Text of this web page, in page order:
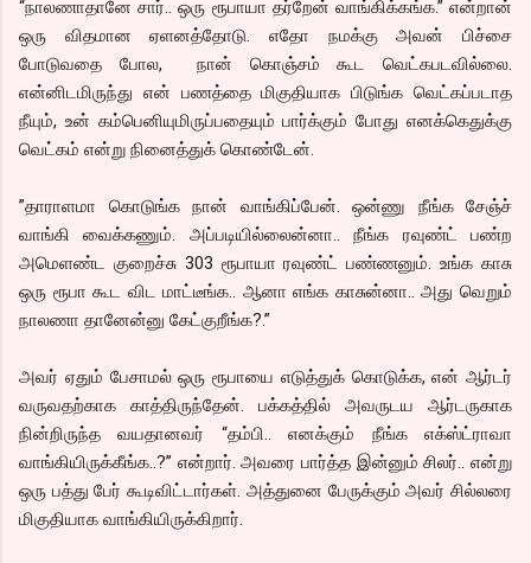
“நாலணாதானே சார்.. ஒரு ரூபாயா தர்றேன் வாங்கிக்கங்க.” என்றான்
ஒரு விதமான ஏளனத்தோடு. எதோ நமக்கு அவன் பிச்சை
போடுவதை போல, நான் கொஞ்சம் கூட வெட்கபடவில்லை.
என்னிடமிருந்து என் பணத்தை மிகுதியாக பிடுங்க வெட்கப்படாத
நீயும், உன் கம்பெனியுமிருப்பதையும் பார்க்கும் போது எனக்கெதுக்கு
வெட்கம் என்று நினைத்துக் கொண்டேன்.
”தாராளமா கொடுங்க நான் வாங்கிப்பேன். ஒன்ணு நீங்க சேஞ்ச்
வாங்கி வைக்கணும். அப்படியில்லைன்னா.. நீங்க ரவுண்ட் பண்ற
அமெளண்ட குறைச்சு 303 ரூபாயா ரவுண்ட் பண்ணனும். உங்க காசு
ஒரு ரூபா கூட விட மாட்டீங்க.. ஆனா எங்க காசுன்னா.. அது வெறும்
நாலணா தானேன்னு கேட்குறீங்க?.”
அவர் ஏதும் பேசாமல் ஒரு ரூபாயை எடுத்துக் கொடுக்க, என் ஆர்டர்
வருவதற்காக காத்திருந்தேன். பக்கத்தில் அவருடய ஆர்டருகாக
நின்றிருந்த வயதானவர் “தம்பி.. எனக்கும் நீங்க எக்ஸ்ட்ராவா
வாங்கியிருக்கீங்க..?” என்றார். அவரை பார்த்த இன்னும் சிலர்.. என்று
ஒரு பத்து பேர் கூடிவிட்டார்கள். அத்துனை பேருக்கும் அவர் சில்லரை
மிகுதியாக வாங்கியிருக்கிறார்.